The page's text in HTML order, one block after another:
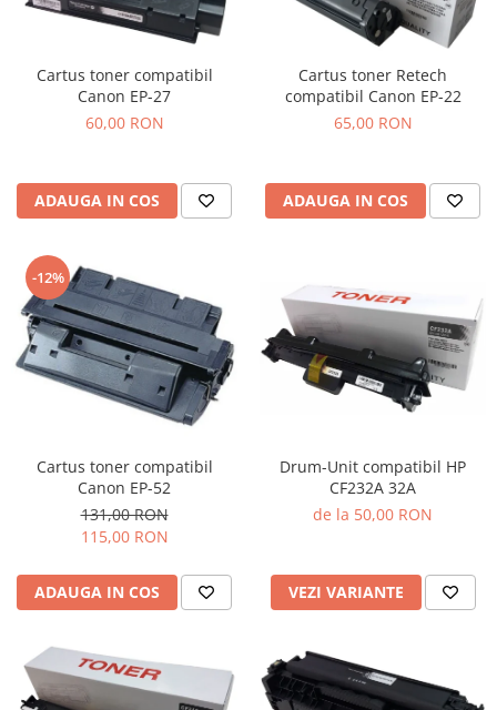
Cartus toner compatibil
Canon EP-27
60,00 RON
ADAUGA IN COS
Cartus toner Retech
compatibil Canon EP-22
65,00 RON
ADAUGA IN COS
-12%
Cartus toner compatibil
Canon EP-52
131,00 RON
115,00 RON
ADAUGA IN COS
Drum-Unit compatibil HP
CF232A 32A
de la 50,00 RON
VEZI VARIANTE